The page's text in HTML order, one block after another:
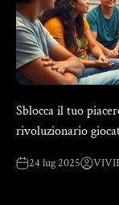
Sblocca il tuo
rivoluzionario
24 lug 2025